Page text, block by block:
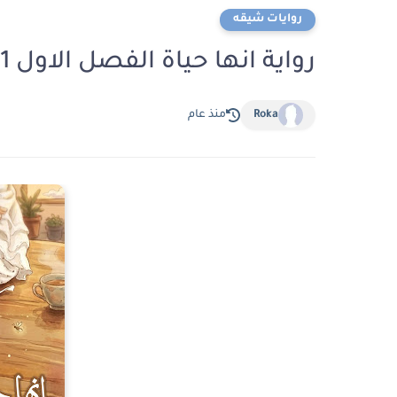
روايات شيقه
رواية انها حياة الفصل الاول 1 بقلم ناهد خالد
Roka منذ عام